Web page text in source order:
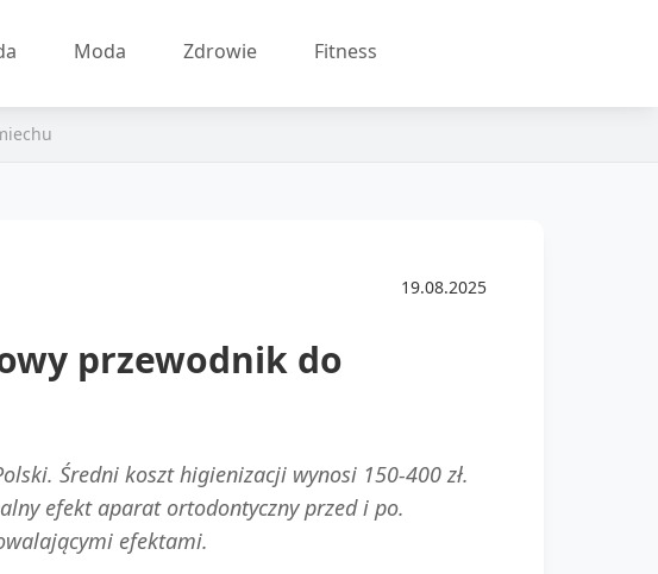
Moda Zdrowie Fitness
19.08.2025
przewodnik do
Średni koszt higienizacji wynosi 150-400 zł.
efekt aparat ortodontyczny przed i po.
efektami.